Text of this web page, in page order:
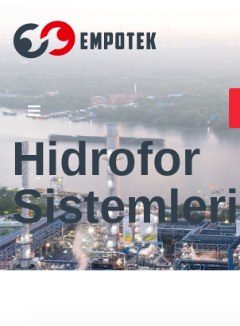
Hidrofor
Sistemleri